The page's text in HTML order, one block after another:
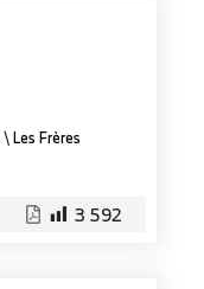
\Les Frères
3 592